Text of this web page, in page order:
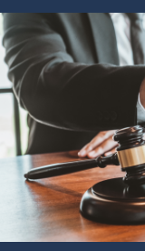
f
n
d
e
n
s